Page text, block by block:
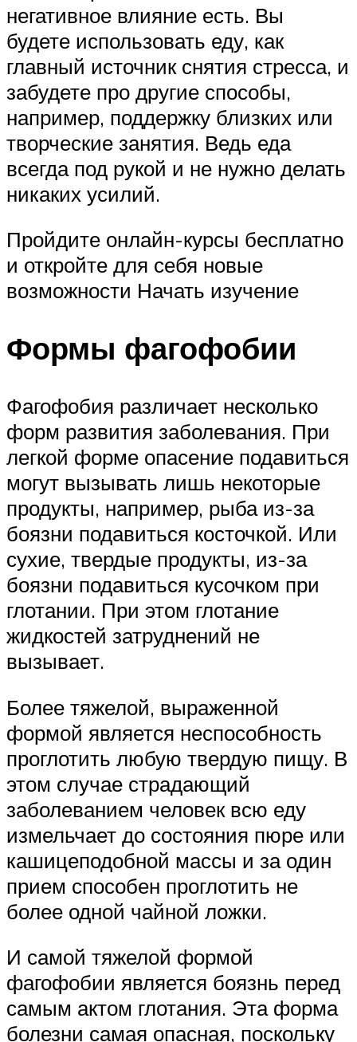
негативное влияние есть. Вы
будете использовать еду, как
главный источник снятия стресса, и
забудете про другие способы,
например, поддержку близких или
творческие занятия. Ведь еда
всегда под рукой и не нужно делать
никаких усилий.
Пройдите онлайн-курсы бесплатно
и откройте для себя новые
возможности Начать изучение
Формы фагофобии
Фагофобия различает несколько
форм развития заболевания. При
легкой форме опасение подавиться
могут вызывать лишь некоторые
продукты, например, рыба из-за
боязни подавиться косточкой. Или
сухие, твердые продукты, из-за
боязни подавиться кусочком при
глотании. При этом глотание
жидкостей затруднений не
вызывает.
Более тяжелой, выраженной
формой является неспособность
проглотить любую твердую пищу. В
этом случае страдающий
заболеванием человек всю еду
измельчает до состояния пюре или
кашицеподобной массы и за один
прием способен проглотить не
более одной чайной ложки.
И самой тяжелой формой
фагофобии является боязнь перед
самым актом глотания. Эта форма
болезни самая опасная, поскольку